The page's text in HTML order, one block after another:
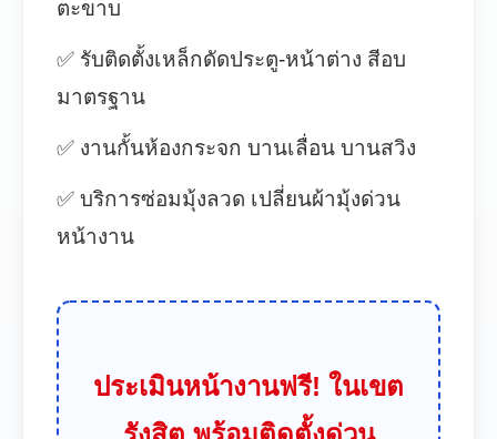
ตะขาบ
✅ รับติดตั้งเหล็กดัดประตู-หน้าต่าง สีอบ
มาตรฐาน
✅ งานกั้นห้องกระจก บานเลื่อน บานสวิง
✅ บริการซ่อมมุ้งลวด เปลี่ยนผ้ามุ้งด่วน
หน้างาน
ประเมินหน้างานฟรี! ในเขต